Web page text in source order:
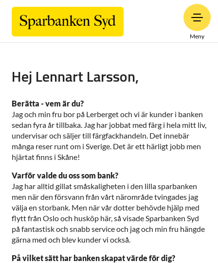
Meny
Hej Lennart Larsson,
Berätta - vem är du?
Jag och min fru bor på Lerberget och vi är kunder i banken
sedan fyra år tillbaka. Jag har jobbat med färg i hela mitt liv,
undervisar och säljer till färgfackhandeln. Det innebär
många reser runt om i Sverige. Det är ett härligt jobb men
hjärtat finns i Skåne!
Varför valde du oss som bank?
Jag har alltid gillat småskaligheten i den lilla sparbanken
men när den försvann från vårt närområde tvingades jag
välja en storbank. Men när vår dotter behövde hjälp med
flytt från Oslo och husköp här, så visade Sparbanken Syd
på fantastisk och snabb service och jag och min fru hängde
gärna med och blev kunder vi också.
På vilket sätt har banken skapat värde för dig?